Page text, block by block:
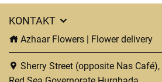
KONTAKT
Azhaar Flowers | Flower delivery
Sherry Street (opposite Nas